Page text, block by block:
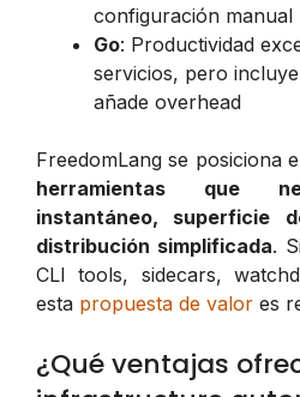
configuración manual
Go: Productividad
servicios, pero
añade overhead
FreedomLang se posiciona
herramientas que
instantáneo, superficie
distribución simplificada.
CLI tools, sidecars,
esta propuesta de valor es
¿Qué ventajas